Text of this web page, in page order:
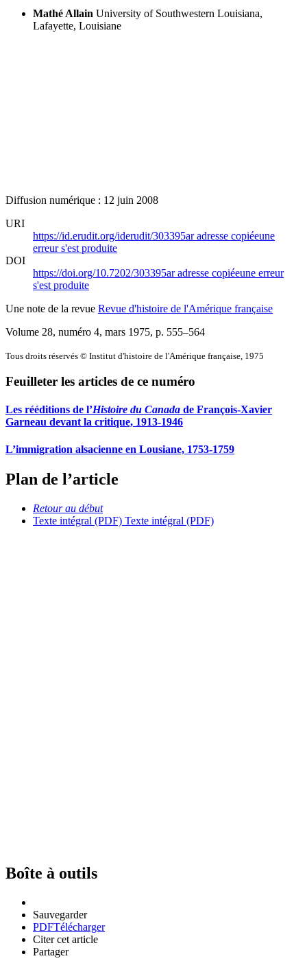
Mathé Allain University of Southwestern Louisiana,
Lafayette, Louisiane
Diffusion numérique : 12 juin 2008
URI
https://id.erudit.org/iderudit/303395aradresse copiéeune
erreur s'est produite
DOI
https://doi.org/10.7202/303395aradresse copiéeune erreur
s'est produite
Une note de la revue Revue d'histoire de l'Amérique française
Volume 28, numéro 4, mars 1975, p. 555–564
Tous droits réservés © Institut d'histoire de l'Amérique française, 1975
Feuilleter les articles de ce numéro
Les rééditions de l’Histoire du Canada de François-Xavier
Garneau devant la critique, 1913-1946
L’immigration alsacienne en Lousiane, 1753-1759
Plan de l’article
Retour au début
Texte intégral (PDF) Texte intégral (PDF)
Boîte à outils
Sauvegarder
PDFTélécharger
Citer cet article
Partager